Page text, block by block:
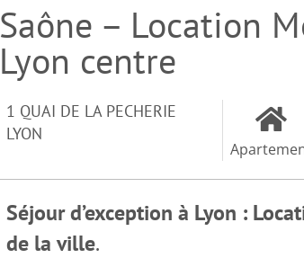
Saône – Location
Lyon centre
1 QUAI DE LA PECHERIE
LYON
Séjour d’exception à Lyon :
de la ville.